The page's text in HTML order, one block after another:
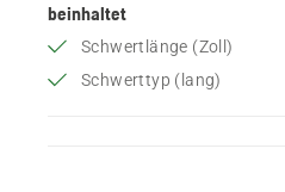
beinhaltet
Schwertlänge (Zoll)
Schwerttyp (lang)